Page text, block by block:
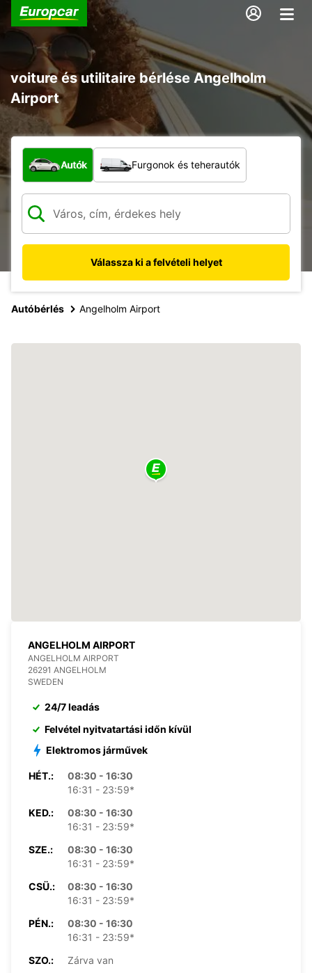
voiture és utilitaire bérlése Angelholm
Airport
Milyen típusú jármű?
Autók Furgonok és teherautók
Válassza ki a felvételi helyet
Autóbérlés Angelholm Airport
ANGELHOLM AIRPORT
ANGELHOLM AIRPORT
26291 ANGELHOLM
SWEDEN
24/7 leadás
Felvétel nyitvatartási időn kívül
Elektromos járművek
HÉT.:
08:30 - 16:30
16:31 - 23:59*
KED.:
08:30 - 16:30
16:31 - 23:59*
SZE.:
08:30 - 16:30
16:31 - 23:59*
CSÜ.:
08:30 - 16:30
16:31 - 23:59*
PÉN.:
08:30 - 16:30
16:31 - 23:59*
SZO.:
Zárva van